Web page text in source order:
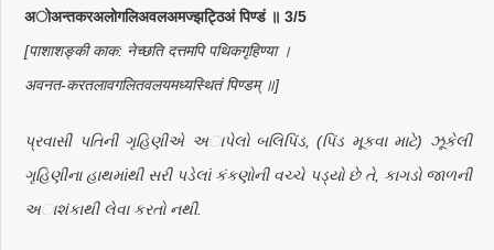
अोअन्तकरअलोगलिअवलअमज्झट्ठिअं पिण्डं ॥ 3/5
[पाशाशङ्की काक: नेच्छति दत्तमपि पथिकगृहिण्या ।
अवनत-करतलावगलितवलयमध्यस्थितं पिण्डम् ॥]
પ્રવાસી પતિની ગૃહિણીએ અાપેલો બલિપિંડ, (પિંડ મૂકવા માટે) ઝૂકેલી
ગૃહિણીના હાથમાંથી સરી પડેલાં કંકણોની વચ્ચે પડ્યો છે તે, કાગડો જાળની
અાશંકાથી લેવા કરતો નથી.